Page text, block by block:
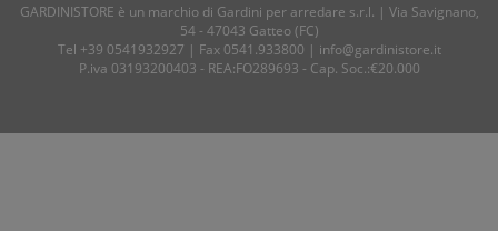
GARDINISTORE è un marchio di Gardini per arredare s.r.l. | Via Savignano,
54 - 47043 Gatteo (FC)
Tel +39 0541932927 | Fax 0541.933800 | info@gardinistore.it
P.iva 03193200403 - REA:FO289693 - Cap. Soc.:€20.000